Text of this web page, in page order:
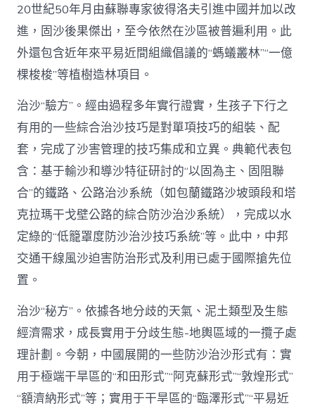
20世紀50年月由蘇聯專家彼得洛夫引進中國并加以改
進，固沙後果傑出，至今依然在沙區被普遍利用。此
外還包含近年來平易近間組織倡議的“螞蟻叢林”“一億
棵梭梭”等植樹造林項目。
治沙“驗方”。經由過程多年實行證實，生孩子下行之
有用的一些綜合治沙技巧是對單項技巧的組裝、配
套，完成了沙害管理的技巧集成和立異。典範代表包
含：基于輸沙和導沙特征研討的“以固為主、固阻聯
合”的鐵路、公路治沙系統（如包蘭鐵路沙坡頭段和塔
克拉瑪干戈壁公路的綜合防沙治沙系統），完成以水
定綠的“低籠罩度防沙治沙技巧系統”等。此中，中邦
交通干線風沙迫害防治形式及利用已處于國際搶先位
置。
治沙“秘方”。依據各地分歧的天氣、泥土類型及生態
經濟需求，成長實用于分歧生態-地輿區域的一攬子處
理計劃。今朝，中國展開的一些防沙治沙形式有：實
用于極端干旱區的“和田形式”“阿克蘇形式”“敦煌形式”
“額濟納形式”等；實用于干旱區的“臨澤形式”“平易近